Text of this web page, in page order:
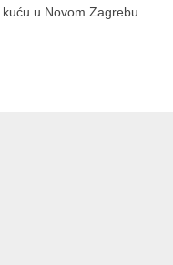
kuću u Novom Zagrebu